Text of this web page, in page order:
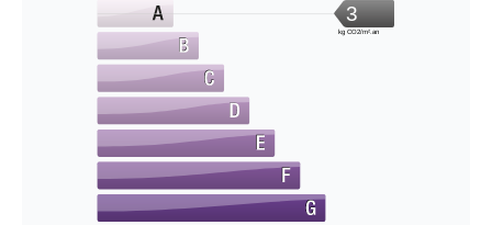
3
kg CO2/m².an